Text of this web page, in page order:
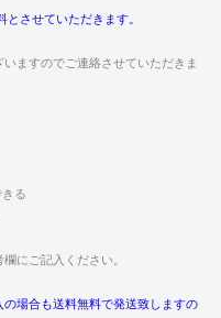
させていただきます。
ますのでご連絡させていただきま
る
にご記入ください。
の場合も送料無料で発送致しますの